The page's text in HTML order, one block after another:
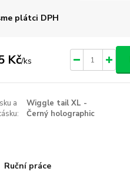
plátci DPH
Kč/ks
a
Wiggle tail XL -
Černý holographic
Ruční práce